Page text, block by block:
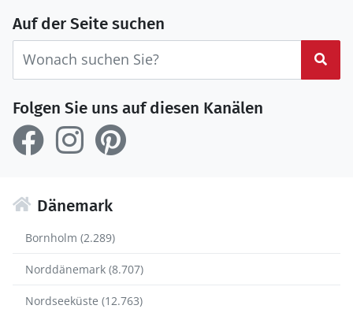
Auf der Seite suchen
Folgen Sie uns auf diesen Kanälen
Dänemark
Bornholm (2.289)
Norddänemark (8.707)
Nordseeküste (12.763)